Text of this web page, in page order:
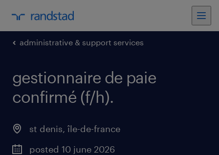
administrative & support services
gestionnaire de paie
confirmé (f/h).
st denis, île-de-france
posted 10 june 2026